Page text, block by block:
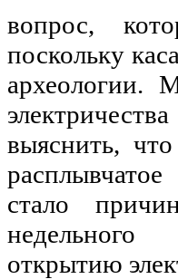
вопрос,
поскольку
археологии.
выяснить,
стало
недельного
открытию